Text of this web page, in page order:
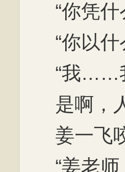
“你凭什
“你以
“我……
是啊，
姜一飞
“姜老